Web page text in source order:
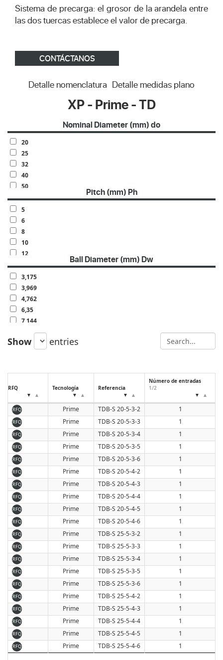
Sistema de precarga: el grosor de la arandela entre
las dos tuercas establece el valor de precarga.
CONTÁCTANOS
Detalle nomenclatura Detalle medidas plano
XP - Prime - TD
Nominal Diameter (mm) do
20
25
32
40
50
63
70
80
100
Pitch (mm) Ph
5
6
8
10
12
15
16
20
Ball Diameter (mm) Dw
3,175
3,969
4,762
6,35
7,144
7,938
9,525
Show entries
RFQ Tecnología Referencia
Número de entradas
1/2
RFQ Prime TDB-S 20-5-3-2 1
RFQ Prime TDB-S 20-5-3-3 1
RFQ Prime TDB-S 20-5-3-4 1
RFQ Prime TDB-S 20-5-3-5 1
RFQ Prime TDB-S 20-5-3-6 1
RFQ Prime TDB-S 20-5-4-2 1
RFQ Prime TDB-S 20-5-4-3 1
RFQ Prime TDB-S 20-5-4-4 1
RFQ Prime TDB-S 20-5-4-5 1
RFQ Prime TDB-S 20-5-4-6 1
RFQ Prime TDB-S 25-5-3-2 1
RFQ Prime TDB-S 25-5-3-3 1
RFQ Prime TDB-S 25-5-3-4 1
RFQ Prime TDB-S 25-5-3-5 1
RFQ Prime TDB-S 25-5-3-6 1
RFQ Prime TDB-S 25-5-4-2 1
RFQ Prime TDB-S 25-5-4-3 1
RFQ Prime TDB-S 25-5-4-4 1
RFQ Prime TDB-S 25-5-4-5 1
RFQ Prime TDB-S 25-5-4-6 1